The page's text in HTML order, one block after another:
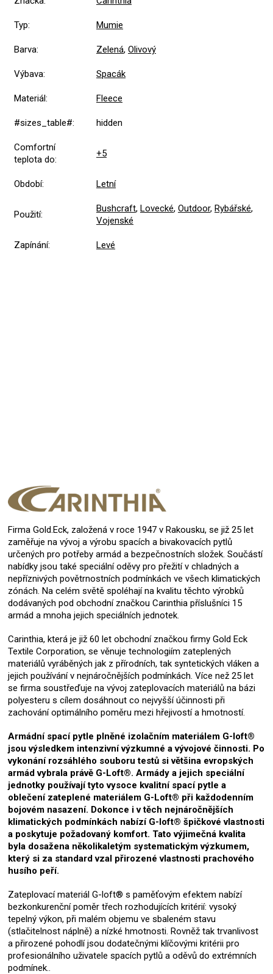
Typ: Mumie
Barva: Zelená, Olivový
Výbava: Spacák
Materiál: Fleece
#sizes_table#: hidden
Comfortní
teplota do:
+5
Období: Letní
Použití:
Bushcraft, Lovecké, Outdoor, Rybářské,
Vojenské
Zapínání: Levé
Firma Gold.Eck, založená v roce 1947 v Rakousku, se již 25 let
zaměřuje na vývoj a výrobu spacích a bivakovacích pytlů
určených pro potřeby armád a bezpečnostních složek. Součástí
nabídky jsou také speciální oděvy pro přežití v chladných a
nepříznivých povětrnostních podmínkách ve všech klimatických
zónách. Na celém světě spoléhají na kvalitu těchto výrobků
dodávaných pod obchodní značkou Carinthia příslušníci 15
armád a mnoha jejich speciálních jednotek.
Carinthia, která je již 60 let obchodní značkou firmy Gold Eck
Textile Corporation, se věnuje technologiím zateplených
materiálů vyráběných jak z přírodních, tak syntetických vláken a
jejich používání v nejnáročnějších podmínkách. Více než 25 let
se firma soustřeďuje na vývoj zateplovacích materiálů na bázi
polyesteru s cílem dosáhnout co nejvyšší účinnosti při
zachování optimálního poměru mezi hřejivostí a hmotností.
Armádní spací pytle plněné izolačním materiálem G-loft®
jsou výsledkem intenzivní výzkumné a vývojové činnosti. Po
vykonání rozsáhlého souboru testů si většina evropských
armád vybrala právě G-Loft®. Armády a jejich speciální
jednotky používají tyto vysoce kvalitní spací pytle a
oblečení zateplené materiálem G-Loft® při každodenním
bojovém nasazení. Dokonce i v těch nejnáročnějších
klimatických podmínkách nabízí G-loft® špičkové vlastnosti
a poskytuje požadovaný komfort. Tato výjimečná kvalita
byla dosažena několikaletým systematickým výzkumem,
který si za standard vzal přirozené vlastnosti prachového
husího peří.
Zateplovací materiál G-loft® s paměťovým efektem nabízí
bezkonkurenční poměr třech rozhodujících kritérií: vysoký
tepelný výkon, při malém objemu ve sbaleném stavu
(stlačitelnost náplně) a nízké hmotnosti. Rovněž tak trvanlivost
a přirozené pohodlí jsou dodatečnými klíčovými kritérii pro
profesionálního uživatele spacích pytlů a oděvů do extrémních
podmínek..